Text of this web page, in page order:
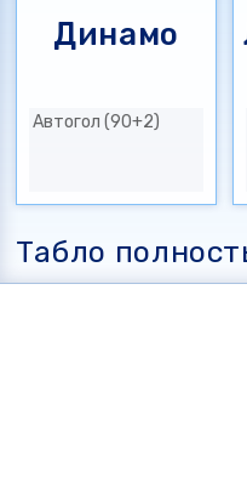
Динамо
Автогол (90+2)
Табло